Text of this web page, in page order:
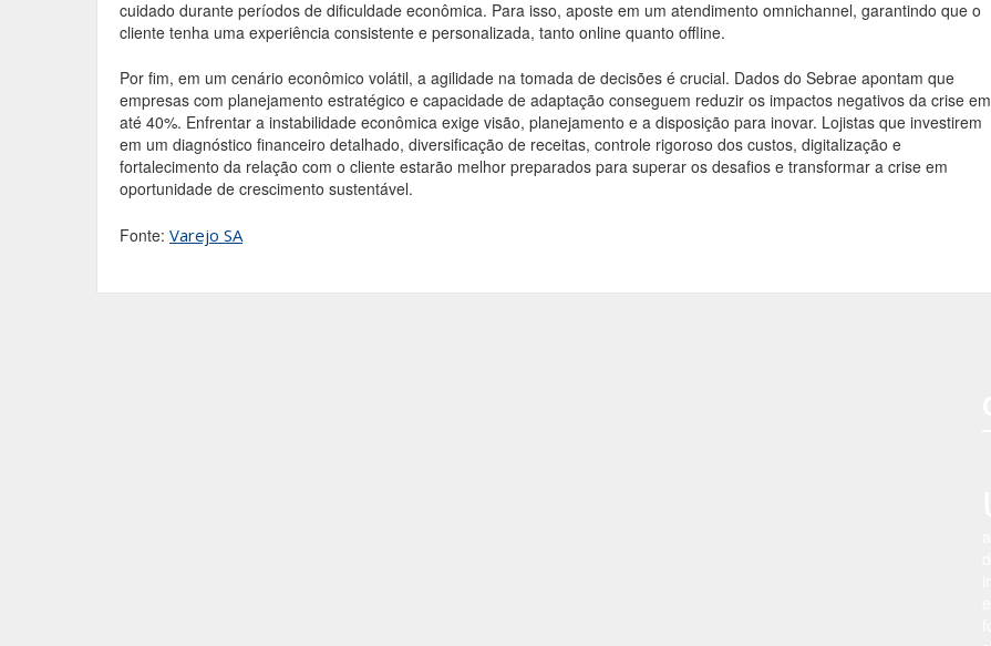
cuidado durante períodos de dificuldade econômica. Para isso, aposte em um atendimento omnichannel, garantindo que o
cliente tenha uma experiência consistente e personalizada, tanto online quanto offline.
Por fim, em um cenário econômico volátil, a agilidade na tomada de decisões é crucial. Dados do Sebrae apontam que
empresas com planejamento estratégico e capacidade de adaptação conseguem reduzir os impactos negativos da crise em
até 40%. Enfrentar a instabilidade econômica exige visão, planejamento e a disposição para inovar. Lojistas que investirem
em um diagnóstico financeiro detalhado, diversificação de receitas, controle rigoroso dos custos, digitalização e
fortalecimento da relação com o cliente estarão melhor preparados para superar os desafios e transformar a crise em
oportunidade de crescimento sustentável.
Fonte: Varejo SA